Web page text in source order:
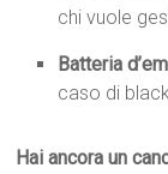
chi vuole
Batteria
caso di
Hai ancora un